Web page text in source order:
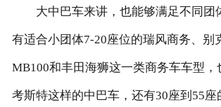
大中巴车来讲，也能够满足不同团
有适合小团体7-20座位的瑞风商务、别
MB100和丰田海狮这一类商务车车型，
考斯特这样的中巴车，还有30座到55座